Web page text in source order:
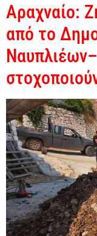
Αραχναίο:
από το